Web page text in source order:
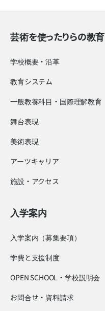
芸術を使ったりらの教育
学校概要・沿革
教育システム
一般教養科目・国際理解教育
舞台表現
美術表現
アーツキャリア
施設・アクセス
入学案内
入学案内（募集要項）
学費と支援制度
OPEN SCHOOL・学校説明会
お問合せ・資料請求